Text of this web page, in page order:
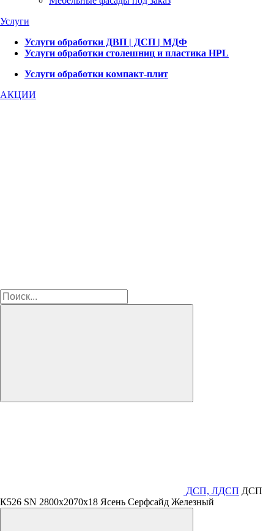
Услуги
Услуги обработки ДВП | ДСП | МДФ
Услуги обработки столешниц и пластика HPL
Услуги обработки компакт-плит
АКЦИИ
ДСП, ЛДСП ДСП
К526 SN 2800х2070х18 Ясень Серфсайд Железный